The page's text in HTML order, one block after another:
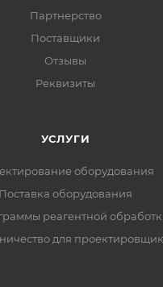
Партнерство
Поставщики
Отзывы
Реквизиты
УСЛУГИ
оборудования
Поставка оборудования
реагентной
для